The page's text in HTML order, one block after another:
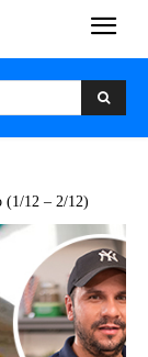
(1/12 – 2/12)